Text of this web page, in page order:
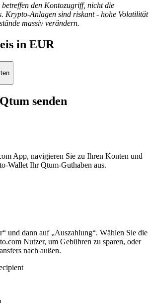
den Kontozugriff, nicht die
Krypto-Anlagen sind riskant - hohe Volatilität
massiv verändern.
in EUR
senden
App, navigieren Sie zu Ihren Konten und
Wallet Ihr Qtum-Guthaben aus.
und dann auf „Auszahlung“. Wählen Sie die
Nutzer, um Gebühren zu sparen, oder
nach außen.